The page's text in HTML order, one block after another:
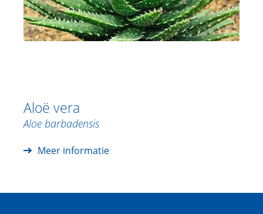
Aloë vera
Aloe barbadensis
Meer informatie